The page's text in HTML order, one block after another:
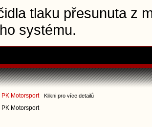
tlaku přesunuta z
systému.
PK Motorsport Klikni pro více detailů
PK Motorsport